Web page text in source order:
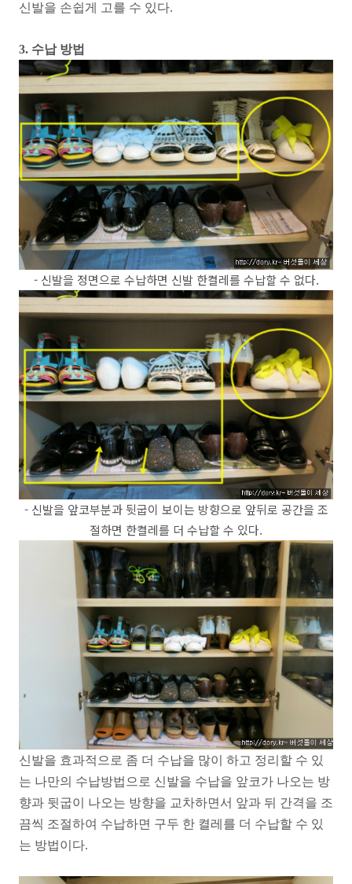
신발을 손쉽게 고를 수 있다.
3. 수납 방법
- 신발을 정면으로 수납하면 신발 한켤레를 수납할 수 없다.
- 신발을 앞코부분과 뒷굽이 보이는 방향으로 앞뒤로 공간을 조
절하면 한켤레를 더 수납할 수 있다.
신발을 효과적으로 좀 더 수납을 많이 하고 정리할 수 있
는 나만의 수납방법으로 신발을 수납을 앞코가 나오는 방
향과 뒷굽이 나오는 방향을 교차하면서 앞과 뒤 간격을 조
끔씩 조절하여 수납하면 구두 한 켤레를 더 수납할 수 있
는 방법이다.